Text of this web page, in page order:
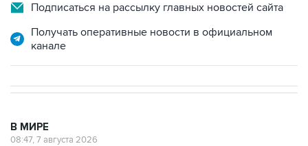
Подписаться на рассылку главных новостей сайта
Получать оперативные новости в официальном
канале
В МИРЕ
08:47, 7 августа 2026